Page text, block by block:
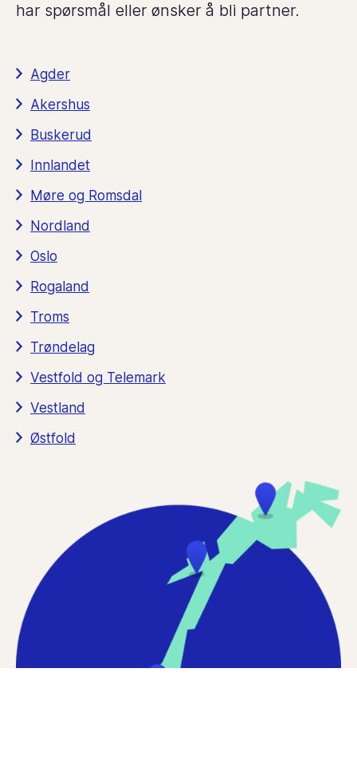
har spørsmål eller ønsker å bli partner.
Agder
Akershus
Buskerud
Innlandet
Møre og Romsdal
Nordland
Oslo
Rogaland
Troms
Trøndelag
Vestfold og Telemark
Vestland
Østfold